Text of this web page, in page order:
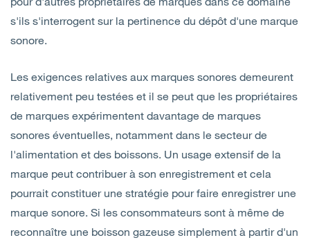
s'ils s'interrogent sur la pertinence du dépôt d'une marque
sonore.
Les exigences relatives aux marques sonores demeurent
relativement peu testées et il se peut que les propriétaires
de marques expérimentent davantage de marques
sonores éventuelles, notamment dans le secteur de
l'alimentation et des boissons. Un usage extensif de la
marque peut contribuer à son enregistrement et cela
pourrait constituer une stratégie pour faire enregistrer une
marque sonore. Si les consommateurs sont à même de
reconnaître une boisson gazeuse simplement à partir d'un